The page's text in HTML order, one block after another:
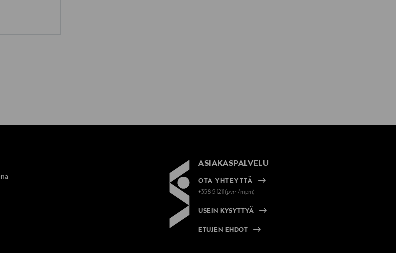
ASIAKASPALVELU
OTA YHTEYTTÄ
+358 9 1211(pvm/mpm)
USEIN KYSYTTYÄ
ETUJEN EHDOT